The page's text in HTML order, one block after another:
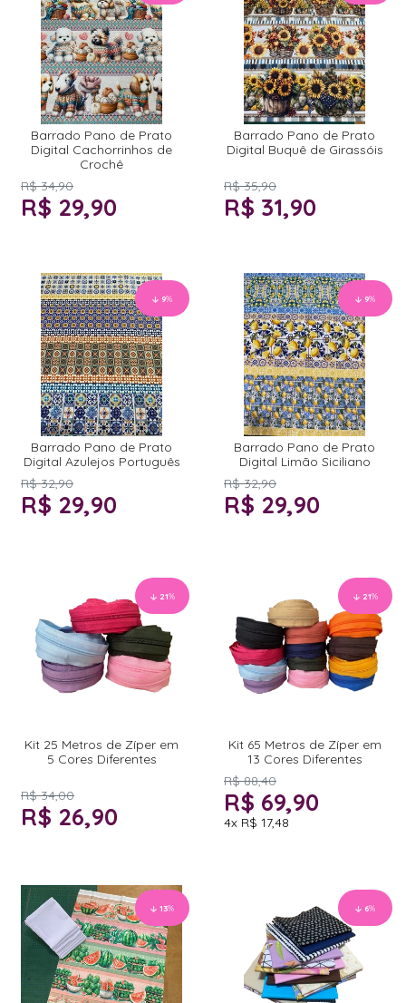
Barrado Pano de Prato
Digital Cachorrinhos de
Crochê
R$ 34,90
R$ 29,90
Barrado Pano de Prato
Digital Buquê de Girassóis
R$ 35,90
R$ 31,90
9%
Barrado Pano de Prato
Digital Azulejos Português
R$ 32,90
R$ 29,90
9%
Barrado Pano de Prato
Digital Limão Siciliano
R$ 32,90
R$ 29,90
21%
Kit 25 Metros de Zíper em
5 Cores Diferentes
R$ 34,00
R$ 26,90
21%
Kit 65 Metros de Zíper em
13 Cores Diferentes
R$ 88,40
R$ 69,90
4x R$ 17,48
13% 6%